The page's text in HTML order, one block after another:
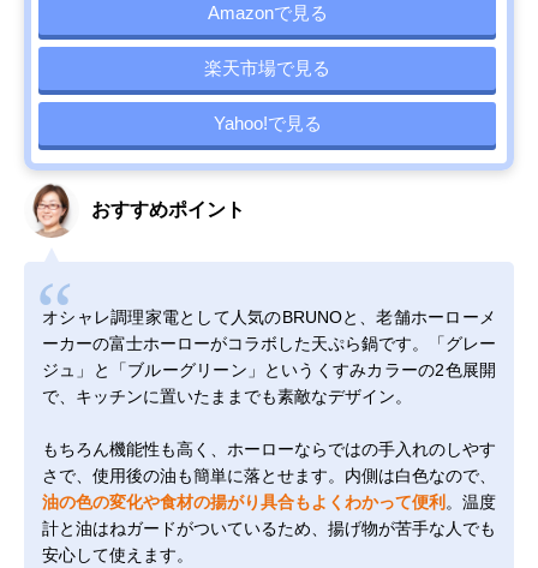
Amazonで見る
楽天市場で見る
Yahoo!で見る
おすすめポイント
オシャレ調理家電として人気のBRUNOと、老舗ホーローメ
ーカーの富士ホーローがコラボした天ぷら鍋です。「グレー
ジュ」と「ブルーグリーン」というくすみカラーの2色展開
で、キッチンに置いたままでも素敵なデザイン。
もちろん機能性も高く、ホーローならではの手入れのしやす
さで、使用後の油も簡単に落とせます。内側は白色なので、
油の色の変化や食材の揚がり具合もよくわかって便利 。温度
計と油はねガードがついているため、揚げ物が苦手な人でも
安心して使えます。